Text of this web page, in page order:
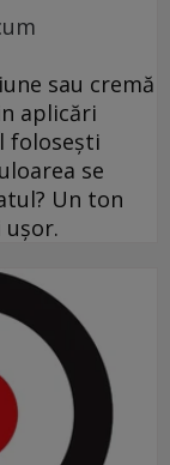
sau cremă
aplicări
folosești
se
Un ton